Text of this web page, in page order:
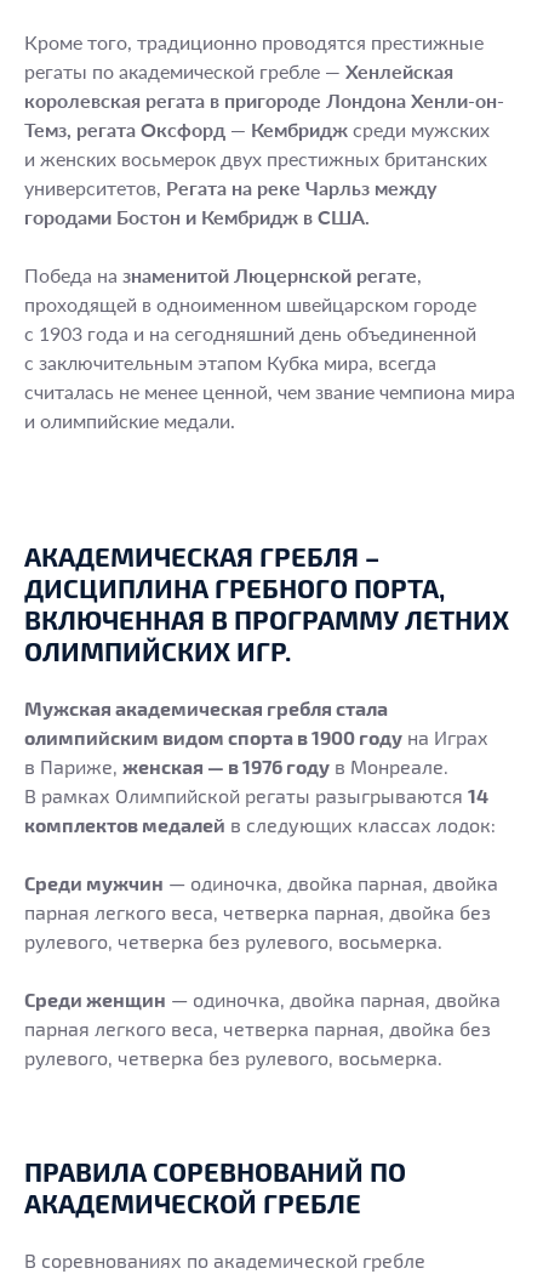
Кроме того, традиционно проводятся престижные
регаты по академической гребле — Хенлейская
королевская регата в пригороде Лондона Хенли-он-
Темз, регата Оксфорд — Кембридж среди мужских
и женских восьмерок двух престижных британских
университетов, Регата на реке Чарльз между
городами Бостон и Кембридж в США.
Победа на знаменитой Люцернской регате,
проходящей в одноименном швейцарском городе
с 1903 года и на сегодняшний день объединенной
с заключительным этапом Кубка мира, всегда
считалась не менее ценной, чем звание чемпиона мира
и олимпийские медали.
АКАДЕМИЧЕСКАЯ ГРЕБЛЯ –
ДИСЦИПЛИНА ГРЕБНОГО ПОРТА,
ВКЛЮЧЕННАЯ В ПРОГРАММУ ЛЕТНИХ
ОЛИМПИЙСКИХ ИГР.
Мужская академическая гребля стала
олимпийским видом спорта в 1900 году на Играх
в Париже, женская — в 1976 году в Монреале.
В рамках Олимпийской регаты разыгрываются 14
комплектов медалей в следующих классах лодок:
Среди мужчин — одиночка, двойка парная, двойка
парная легкого веса, четверка парная, двойка без
рулевого, четверка без рулевого, восьмерка.
Среди женщин — одиночка, двойка парная, двойка
парная легкого веса, четверка парная, двойка без
рулевого, четверка без рулевого, восьмерка.
ПРАВИЛА СОРЕВНОВАНИЙ ПО
АКАДЕМИЧЕСКОЙ ГРЕБЛЕ
В соревнованиях по академической гребле